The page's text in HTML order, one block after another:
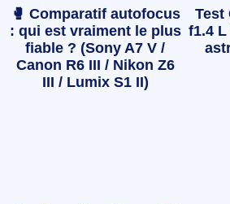
🥊 Comparatif autofocus
: qui est vraiment le plus
fiable ? (Sony A7 V /
Canon R6 III / Nikon Z6
III / Lumix S1 II)
Test
f1.4 L